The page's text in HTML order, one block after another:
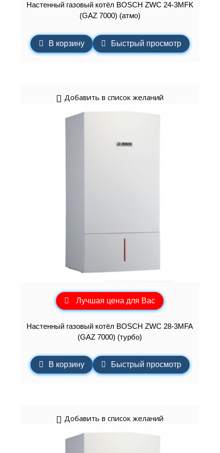
Настенный газовый котёл BOSCH ZWC 24-3MFK
(GAZ 7000) (атмо)
В корзину Быстрый просмотр
Добавить в список желаний
Лучшая цена для Вас
Настенный газовый котёл BOSCH ZWC 28-3MFA
(GAZ 7000) (турбо)
В корзину Быстрый просмотр
Добавить в список желаний